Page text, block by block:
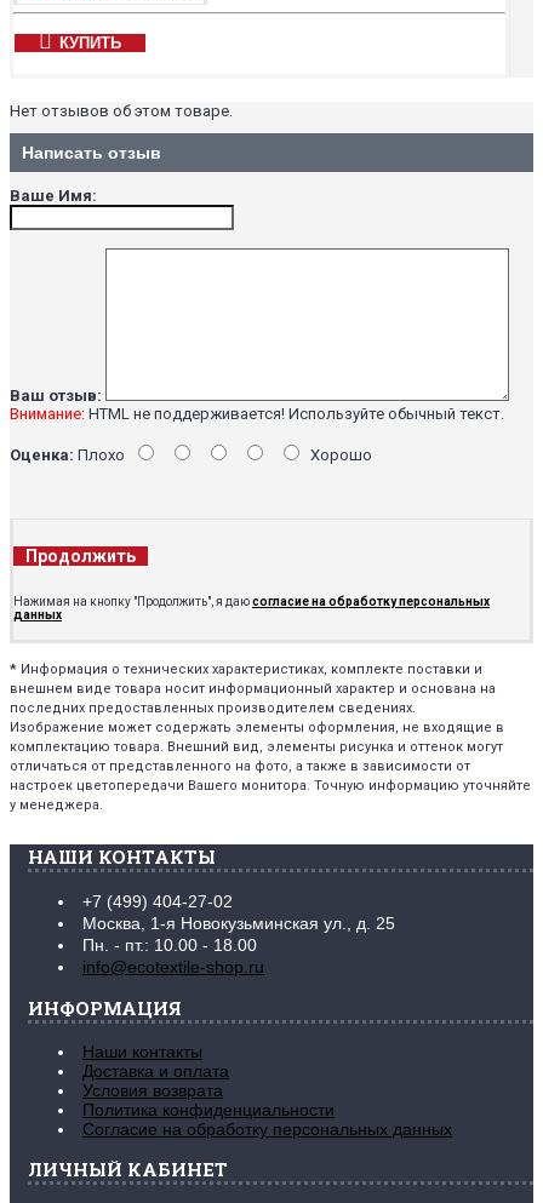
КУПИТЬ
Нет отзывов об этом товаре.
Написать отзыв
Ваше Имя:
Ваш отзыв:
Внимание: HTML не поддерживается! Используйте обычный текст.
Оценка: Плохо Хорошо
Продолжить
Нажимая на кнопку "Продолжить", я даюсогласие на обработку персональных
данных
* Информация о технических характеристиках, комплекте поставки и
внешнем виде товара носит информационный характер и основана на
последних предоставленных производителем сведениях.
Изображение может содержать элементы оформления, не входящие в
комплектацию товара. Внешний вид, элементы рисунка и оттенок могут
отличаться от представленного на фото, а также в зависимости от
настроек цветопередачи Вашего монитора. Точную информацию уточняйте
у менеджера.
НАШИ КОНТАКТЫ
+7 (499) 404-27-02
Москва, 1-я Новокузьминская ул., д. 25
Пн. - пт.: 10.00 - 18.00
info@ecotextile-shop.ru
ИНФОРМАЦИЯ
Наши контакты
Доставка и оплата
Условия возврата
Политика конфиденциальности
Согласие на обработку персональных данных
ЛИЧНЫЙ КАБИНЕТ